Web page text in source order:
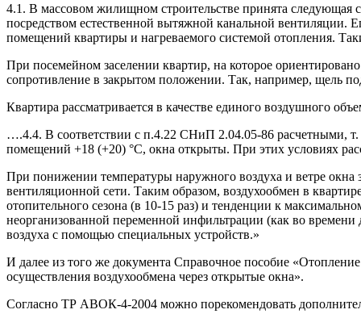
4.1. В массовом жилищном строительстве принята следующая
посредством естественной вытяжной канальной вентиляции.
помещений квартиры и нагреваемого системой отопления.
При посемейном заселении квартир, на которое
сопротивление в закрытом положении. Так, например, щель
Квартира рассматривается в качестве единого воздушного
….4.4. В соответствии с п.4.22 СНиП 2.04.05-86 расчетными, т.
помещений +18 (+20) °С, окна открыты. При этих условиях
При понижении температуры наружного воздуха и ветре окна
вентиляционной сети. Таким образом, воздухообмен в
отопительного сезона (в 10-15 раз) и тенденции к
неорганизованной переменной инфильтрации (как во
воздуха с помощью специальных устройств.»
И далее из того же документа Справочное пособие
осуществления воздухообмена через открытые окна».
Согласно ТР АВОК-4-2004 можно порекомендовать